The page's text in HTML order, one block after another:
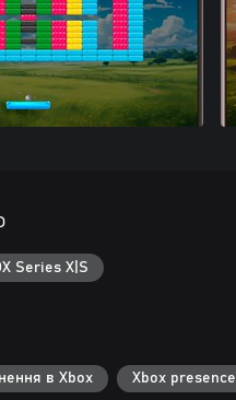
Series X|S
в Xbox Xbox presence